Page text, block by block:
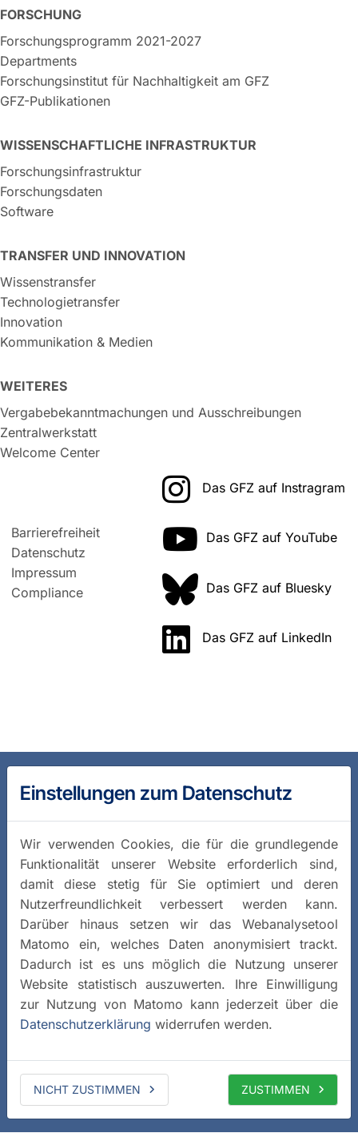
FORSCHUNG
Forschungsprogramm 2021-2027
Departments
Forschungsinstitut für Nachhaltigkeit am GFZ
GFZ-Publikationen
WISSENSCHAFTLICHE INFRASTRUKTUR
Forschungsinfrastruktur
Forschungsdaten
Software
TRANSFER UND INNOVATION
Wissenstransfer
Technologietransfer
Innovation
Kommunikation & Medien
WEITERES
Vergabebekanntmachungen und Ausschreibungen
Zentralwerkstatt
Welcome Center
Barrierefreiheit
Datenschutz
Impressum
Compliance
Das GFZ auf Instragram
Das GFZ auf YouTube
Das GFZ auf Bluesky
Das GFZ auf LinkedIn
Einstellungen zum Datenschutz
Wir verwenden Cookies, die für die grundlegende
Funktionalität unserer Website erforderlich sind,
damit diese stetig für Sie optimiert und deren
Nutzerfreundlichkeit verbessert werden kann.
Darüber hinaus setzen wir das Webanalysetool
Matomo ein, welches Daten anonymisiert trackt.
Dadurch ist es uns möglich die Nutzung unserer
Website statistisch auszuwerten. Ihre Einwilligung
zur Nutzung von Matomo kann jederzeit über die
Datenschutzerklärung widerrufen werden.
NICHT ZUSTIMMEN ZUSTIMMEN